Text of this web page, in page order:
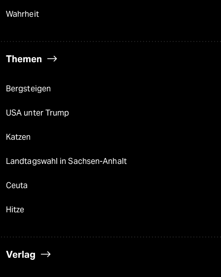
Wahrheit
Themen
Bergsteigen
USA unter Trump
Katzen
Landtagswahl in Sachsen-Anhalt
Ceuta
Hitze
Verlag